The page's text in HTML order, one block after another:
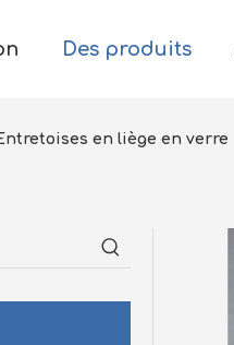
Des produits
en liège en verre